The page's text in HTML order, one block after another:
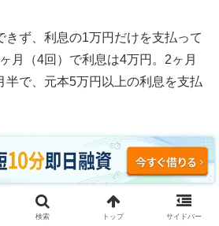
きず、利息の1万円だけを支払って
月（4回）で利息は4万円。2ヶ月
半で、元本5万円以上の利息を支払
の支払い総額は約12万円。元本5
られ、それでも借金は減っていま
の実態です。
検索 トップ サイドバー